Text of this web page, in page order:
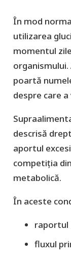
În mod
utilizarea
momentul
poartă
despre care a
descrisă
aportul
competiția
metabolică.
În aceste
raportul
fluxul